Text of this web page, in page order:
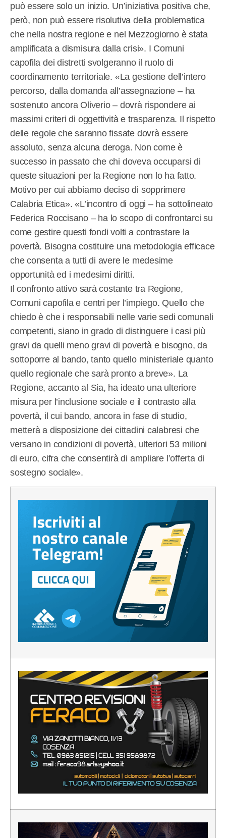
può essere solo un inizio. Un’iniziativa positiva che,
però, non può essere risolutiva della problematica
che nella nostra regione e nel Mezzogiorno è stata
amplificata a dismisura dalla crisi». I Comuni
capofila dei distretti svolgeranno il ruolo di
coordinamento territoriale. «La gestione dell’intero
percorso, dalla domanda all’assegnazione – ha
sostenuto ancora Oliverio – dovrà rispondere ai
massimi criteri di oggettività e trasparenza. Il rispetto
delle regole che saranno fissate dovrà essere
assoluto, senza alcuna deroga. Non come è
successo in passato che chi doveva occuparsi di
queste situazioni per la Regione non lo ha fatto.
Motivo per cui abbiamo deciso di sopprimere
Calabria Etica». «L’incontro di oggi – ha sottolineato
Federica Roccisano – ha lo scopo di confrontarci su
come gestire questi fondi volti a contrastare la
povertà. Bisogna costituire una metodologia efficace
che consenta a tutti di avere le medesime
opportunità ed i medesimi diritti.
Il confronto attivo sarà costante tra Regione,
Comuni capofila e centri per l’impiego. Quello che
chiedo è che i responsabili nelle varie sedi comunali
competenti, siano in grado di distinguere i casi più
gravi da quelli meno gravi di povertà e bisogno, da
sottoporre al bando, tanto quello ministeriale quanto
quello regionale che sarà pronto a breve». La
Regione, accanto al Sia, ha ideato una ulteriore
misura per l’inclusione sociale e il contrasto alla
povertà, il cui bando, ancora in fase di studio,
metterà a disposizione dei cittadini calabresi che
versano in condizioni di povertà, ulteriori 53 milioni
di euro, cifra che consentirà di ampliare l’offerta di
sostegno sociale».